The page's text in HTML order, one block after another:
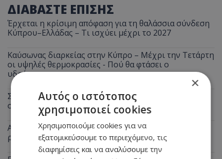
ΔΙΑΒΑΣΤΕ ΕΠΙΣΗΣ
Έρχεται η κρίσιμη απόφαση για τη θαλάσσια σύνδεση
Κύπρου–Ελλάδας – Τι ισχύει μέχρι το 2027
Καύσωνας διαρκείας στην Κύπρο – Μέχρι την Τετάρτη
οι υψηλές θερμοκρασίες - Πού θα φτάσει ο
υδράργυρος
Στο Γκίνες μία Ινδή που έχει τα μακρύτερα μαλλιά
στον πλανήτη – Αγγίζουν τα 3 μέτρα
Ανεμιστήρας ή κλιματιστικό; Ποιο καίει λιγότερο
ρεύμα στον καύσωνα
×
Αυτός ο ιστότοπος
χρησιμοποιεί cookies
Χρησιμοποιούμε cookies για να
εξατομικεύσουμε το περιεχόμενο, τις
διαφημίσεις και να αναλύσουμε την